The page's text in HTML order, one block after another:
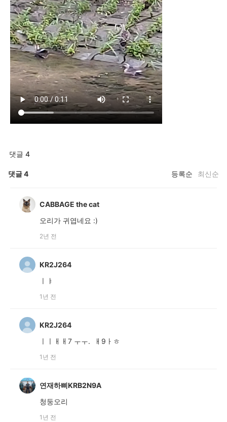
댓글 4
댓글4 등록순 최신순
CABBAGE the cat
오리가 귀엽네요 :)
2년 전
KR2J264
ㅣㅑ
1년 전
KR2J264
ㅣㅣㅐㅐ7 ㅜㅜ. ㅐ9ㅏㅎ
1년 전
연재하삐KRB2N9A
청둥오리
1년 전